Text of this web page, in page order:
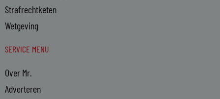
Strafrechtketen
Wetgeving
SERVICE MENU
Over Mr.
Adverteren